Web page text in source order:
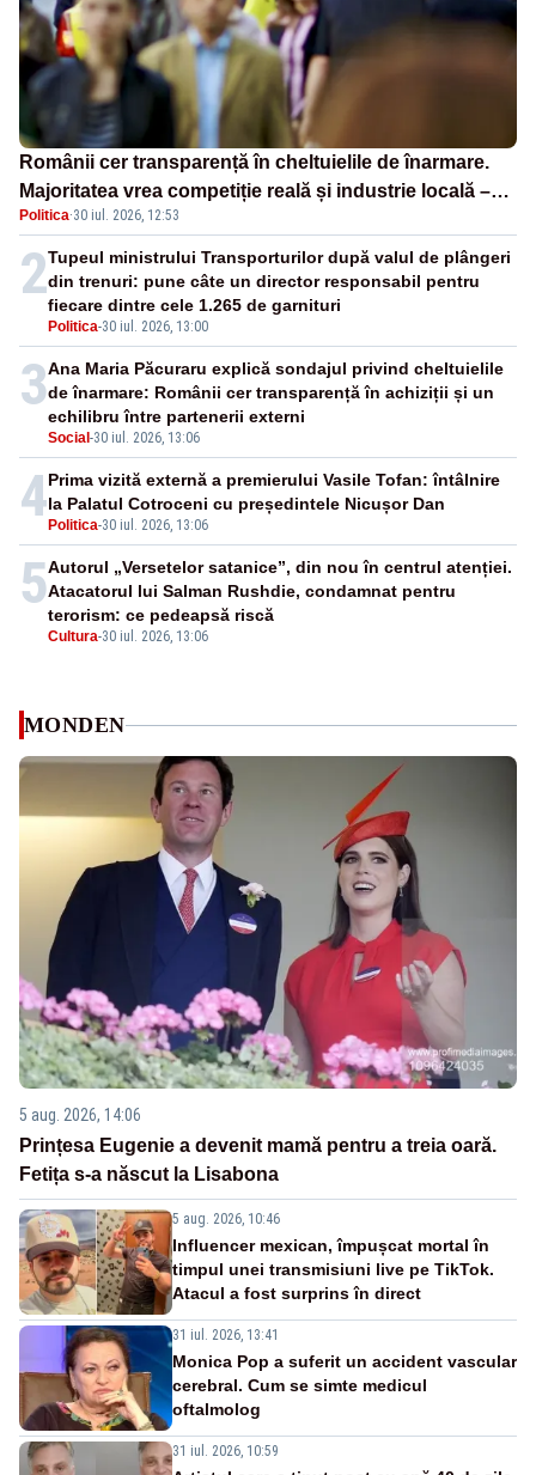
Românii cer transparență în cheltuielile de înarmare.
Majoritatea vrea competiție reală și industrie locală –
SONDAJ
Politica·30 iul. 2026, 12:53
2
Politica-30 iul. 2026, 13:00
Tupeul ministrului Transporturilor după valul de plângeri
din trenuri: pune câte un director responsabil pentru
fiecare dintre cele 1.265 de garnituri
3
Social -30 iul. 2026, 13:06
Ana Maria Păcuraru explică sondajul privind cheltuielile
de înarmare: Românii cer transparență în achiziții și un
echilibru între partenerii externi
4 Politica-30 iul. 2026, 13:06
Prima vizită externă a premierului Vasile Tofan: întâlnire
la Palatul Cotroceni cu președintele Nicușor Dan
5
Cultura-30 iul. 2026, 13:06
Autorul „Versetelor satanice”, din nou în centrul atenției.
Atacatorul lui Salman Rushdie, condamnat pentru
terorism: ce pedeapsă riscă
MONDEN
5 aug. 2026, 14:06
Prințesa Eugenie a devenit mamă pentru a treia oară.
Fetița s-a născut la Lisabona
5 aug. 2026, 10:46
Influencer mexican, împușcat mortal în
timpul unei transmisiuni live pe TikTok.
Atacul a fost surprins în direct
31 iul. 2026, 13:41
Monica Pop a suferit un accident vascular
cerebral. Cum se simte medicul
oftalmolog
31 iul. 2026, 10:59